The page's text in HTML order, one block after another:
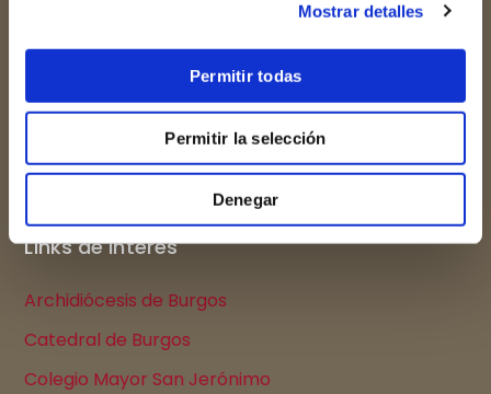
Mostrar detalles
Permitir todas
Permitir la selección
Denegar
Redes sociales
Links de interés
Archidiócesis de Burgos
Catedral de Burgos
Colegio Mayor San Jerónimo